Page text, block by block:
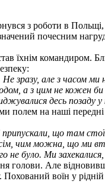
з роботи в
почесним
їхнім командиром.
зразу, але з часом
а з цим не кожен
десь позаду у
полем на наші
що там
чим можна, що ми
не було. Ми
Але
воїн у рідній